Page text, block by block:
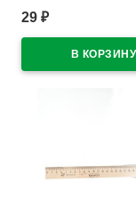
В наличии
29 ₽